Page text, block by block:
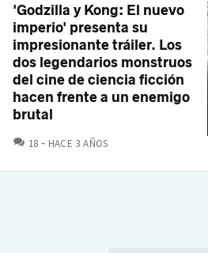
'Godzilla y Kong: El nuevo
imperio' presenta su
impresionante tráiler. Los
dos legendarios monstruos
del cine de ciencia ficción
hacen frente a un enemigo
brutal
18 COMENTARIOS
HACE 3 AÑOS